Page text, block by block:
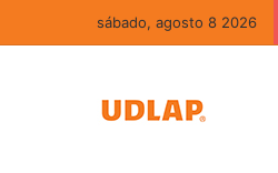
sábado, agosto 8 2026